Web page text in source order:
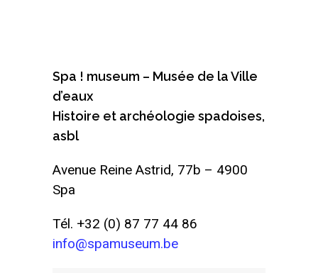
Spa ! museum – Musée de la Ville
d’eaux
Histoire et archéologie spadoises,
asbl
Avenue Reine Astrid, 77b – 4900
Spa
Tél. +32 (0) 87 77 44 86
info@spamuseum.be